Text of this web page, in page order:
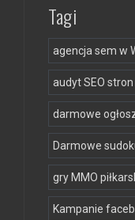
Tagi
agencja sem w
audyt SEO
darmowe
Darmowe
gry MMO
Kampanie